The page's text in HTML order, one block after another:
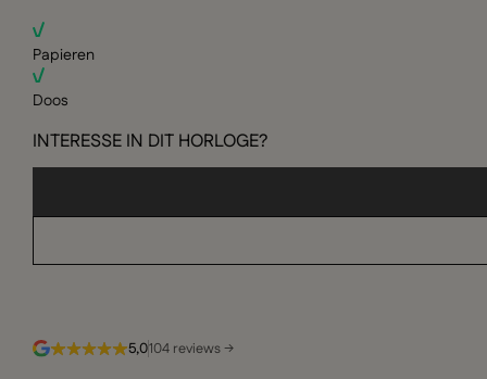
Papieren
Doos
INTERESSE IN DIT HORLOGE?
5,0104 reviews →